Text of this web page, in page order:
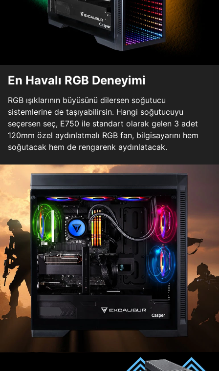
En Havalı RGB Deneyimi
RGB ışıklarının büyüsünü dilersen soğutucu
sistemlerine de taşıyabilirsin. Hangi soğutucuyu
seçersen seç, E750 ile standart olarak gelen 3 adet
120mm özel aydınlatmalı RGB fan, bilgisayarını hem
soğutacak hem de rengarenk aydınlatacak.